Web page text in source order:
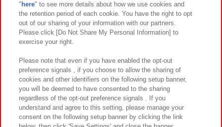
関連会社 サステナビリティ サイトポリシー
プライバシーポリシー ウェブアクセシビリティ方針と検証結果
お取引先さまとともに
カスタマーハラスメント対応方針 よくあるご質問・お問い合わせ
" here" to see more details about how we use cookies and
the retention period of each cookie. You have the right to opt
out of our sharing of your information with our partners.
Please click [Do Not Share My Personal Information] to
exercise your right.
Please note that even if you have enabled the opt-out
preference signals , if you choose to allow the sharing of
cookies and other identifiers on the following setup banner,
you will be deemed to have consented to the sharing
regardless of the opt-out preference signals . If you
understand and agree to this setting, please manage your
consent on the following setup banner by clicking the link